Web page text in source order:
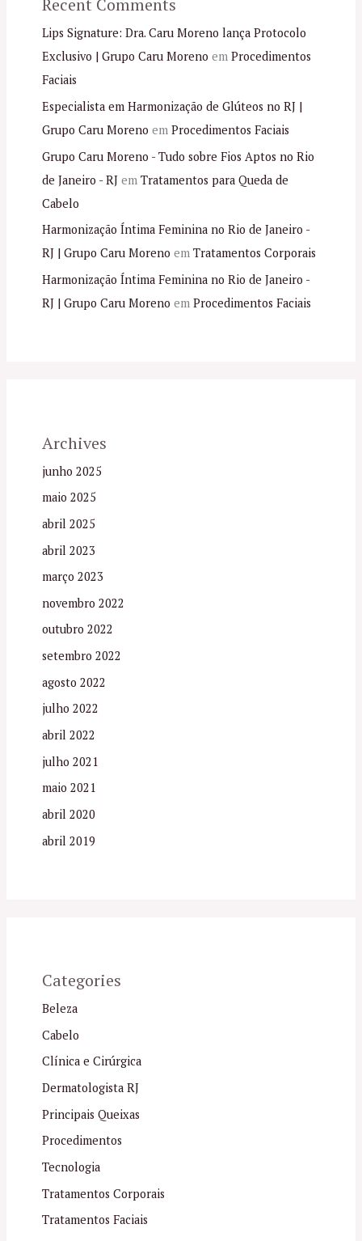
Recent Comments
Lips Signature: Dra. Caru Moreno lança Protocolo
Exclusivo | Grupo Caru Moreno em Procedimentos
Faciais
Especialista em Harmonização de Glúteos no RJ |
Grupo Caru Moreno em Procedimentos Faciais
Grupo Caru Moreno - Tudo sobre Fios Aptos no Rio
de Janeiro - RJem Tratamentos para Queda de
Cabelo
Harmonização Íntima Feminina no Rio de Janeiro -
RJ | Grupo Caru Moreno em Tratamentos Corporais
Harmonização Íntima Feminina no Rio de Janeiro -
RJ | Grupo Caru Moreno em Procedimentos Faciais
Archives
junho 2025
maio 2025
abril 2025
abril 2023
março 2023
novembro 2022
outubro 2022
setembro 2022
agosto 2022
julho 2022
abril 2022
julho 2021
maio 2021
abril 2020
abril 2019
Categories
Beleza
Cabelo
Clínica e Cirúrgica
Dermatologista RJ
Principais Queixas
Procedimentos
Tecnologia
Tratamentos Corporais
Tratamentos Faciais